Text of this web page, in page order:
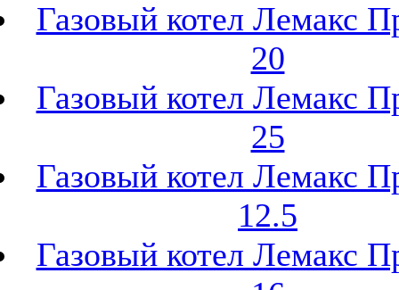
Газовый котел Лемакс
20
Газовый котел Лемакс
25
Газовый котел Лемакс
12.5
Газовый котел Лемакс